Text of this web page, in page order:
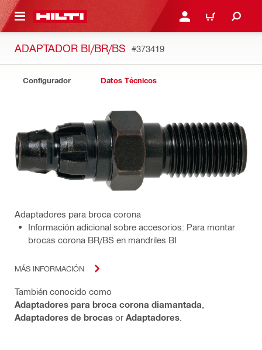
PRINCIPAL INICIE SESIÓN O
CARRITO
ADAPTADOR BI/BR/BS #373419
Configurador Datos Técnicos
Adaptadores para broca corona
Información adicional sobre accesorios: Para montar
brocas corona BR/BS en mandriles BI
MÁS INFORMACIÓN
También conocido como
Adaptadores para broca corona diamantada
Adaptadores de brocas or Adaptadores